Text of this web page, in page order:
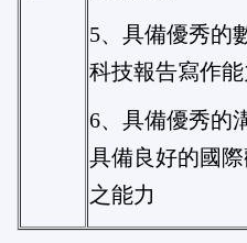
5、具備優秀的
科技報告寫作能
6、具備優秀的
具備良好的國
之能力